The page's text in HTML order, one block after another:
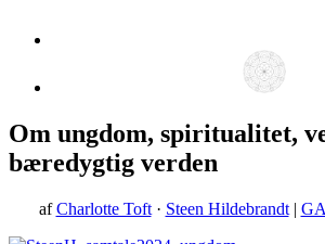
Om ungdom, spiritualitet,
bæredygtig verden
afCharlotte Toft· Steen Hildebrandt|